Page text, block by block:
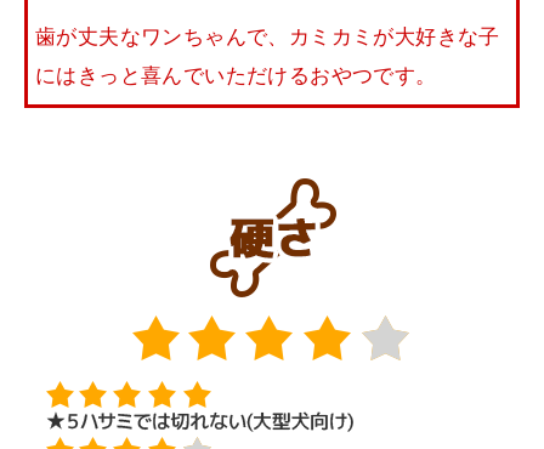
歯が丈夫なワンちゃんで、カミカミが大好きな子
にはきっと喜んでいただけるおやつです。